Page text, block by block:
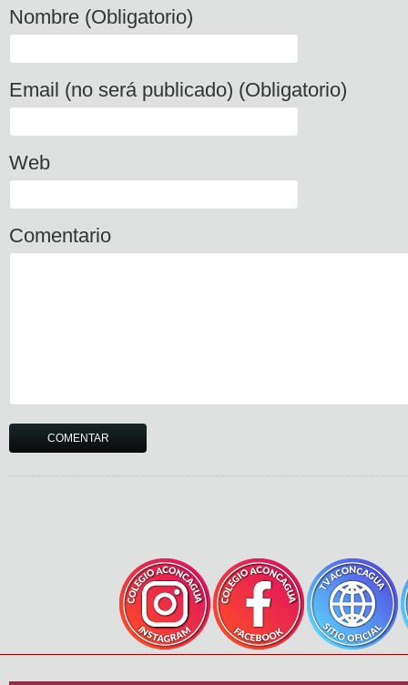
Nombre (Obligatorio)
Email (no será publicado) (Obligatorio)
Web
Comentario